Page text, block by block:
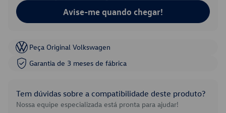
Avise-me quando chegar!
Peça Original Volkswagen
Garantia de 3 meses de fábrica
Tem dúvidas sobre a compatibilidade deste produto?
Nossa equipe especializada está pronta para ajudar!